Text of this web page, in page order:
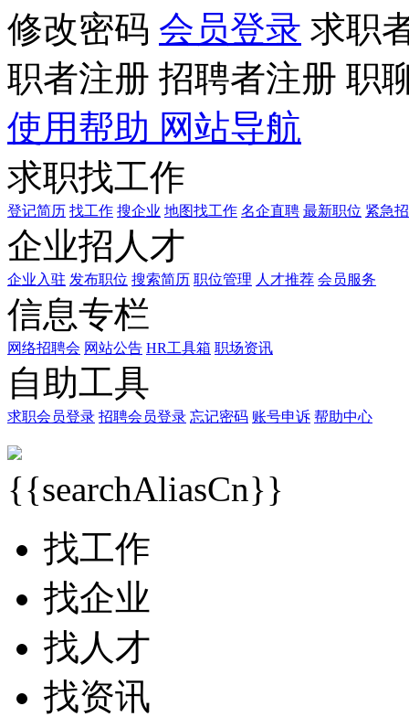
修改密码 会员登录 求职
职者注册 招聘者注册 职
使用帮助 网站导航
求职找工作
登记简历 找工作 搜企业 地图找工作 名企直聘 最新职位 紧急
企业招人才
企业入驻 发布职位 搜索简历 职位管理 人才推荐 会员服务
信息专栏
网络招聘会 网站公告 HR工具箱 职场资讯
自助工具
求职会员登录 招聘会员登录 忘记密码 账号申诉 帮助中心
{{searchAliasCn}}
找工作
找企业
找人才
找资讯